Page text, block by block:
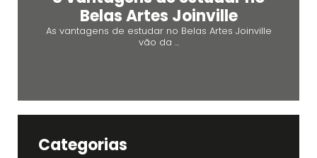
Categorias
Belas Artes Joinville
As vantagens de estudar no Belas Artes Joinville
vão da ...